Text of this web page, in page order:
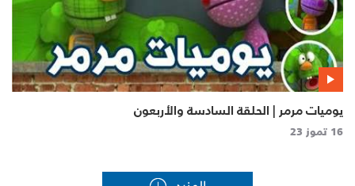
يوميات مرمر | الحلقة السادسة والأربعون
16 تموز 23